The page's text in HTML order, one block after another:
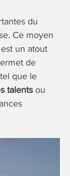
du
Ce moyen
un atout
de
que le
talentsou